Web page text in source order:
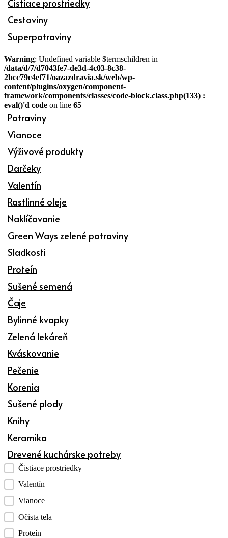
Čistiace prostriedky
Cestoviny
Superpotraviny
Warning: Undefined variable $termschildren in
/data/d/7/d7043fe7-de3d-4c03-8c38-
2bcc79c4ef71/oazazdravia.sk/web/wp-
content/plugins/oxygen/component-
framework/components/classes/code-block.class.php(133) :
eval()'d code on line 65
Potraviny
Vianoce
Výživové produkty
Darčeky
Valentín
Rastlinné oleje
Naklíčovanie
Green Ways zelené potraviny
Sladkosti
Proteín
Sušené semená
Čaje
Bylinné kvapky
Zelená lekáreň
Kváskovanie
Pečenie
Korenia
Sušené plody
Knihy
Keramika
Drevené kuchárske potreby
Kategórie produktov checklist
Čistiace prostriedky
Valentín
Vianoce
Očista tela
Proteín